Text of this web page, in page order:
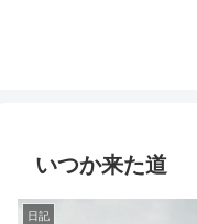
いつか来た道
日記